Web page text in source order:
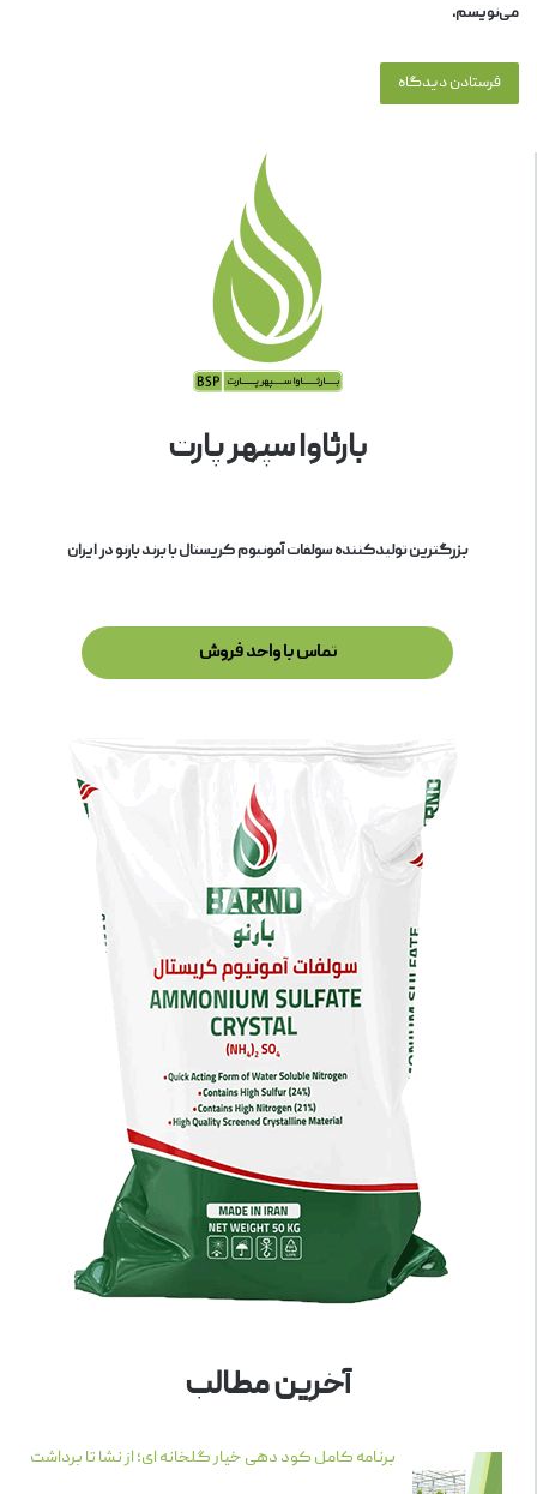
می‌نویسم.
بارثاوا سپهر پارت
بزرگترین تولیدکننده سولفات آمونیوم کریستال با برند بارنو در ایران
تماس با واحد فروش
آخرین مطالب
برنامه کامل کود دهی خیار گلخانه ای؛ از نشا تا برداشت